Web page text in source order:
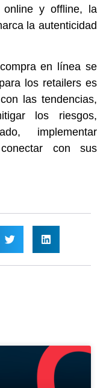
online y offline, la
la autenticidad
en línea se
los retailers es
las tendencias,
los riesgos,
implementar
con sus